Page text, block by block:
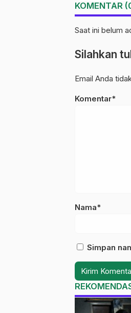
KOMENTAR
Saat ini belum
Silahkan
Email Anda
Komentar*
Nama*
Simpan